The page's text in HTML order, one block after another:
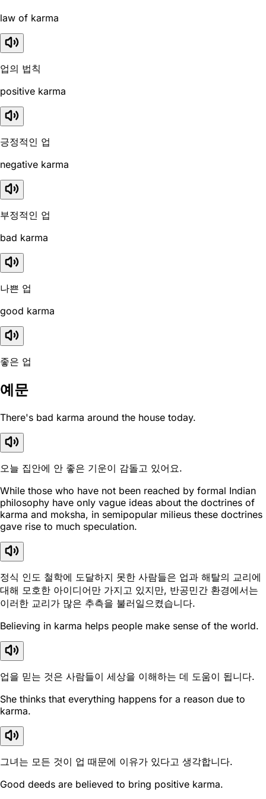
law of karma
업의 법칙
positive karma
긍정적인 업
negative karma
부정적인 업
bad karma
나쁜 업
good karma
좋은 업
예문
There's bad karma around the house today.
오늘 집안에 안 좋은 기운이 감돌고 있어요.
While those who have not been reached by formal Indian
philosophy have only vague ideas about the doctrines of
karma and moksha, in semipopular milieus these doctrines
gave rise to much speculation.
정식 인도 철학에 도달하지 못한 사람들은 업과 해탈의 교리에
대해 모호한 아이디어만 가지고 있지만, 반공민간 환경에서는
이러한 교리가 많은 추측을 불러일으켰습니다.
Believing in karma helps people make sense of the world.
업을 믿는 것은 사람들이 세상을 이해하는 데 도움이 됩니다.
She thinks that everything happens for a reason due to
karma.
그녀는 모든 것이 업 때문에 이유가 있다고 생각합니다.
Good deeds are believed to bring positive karma.